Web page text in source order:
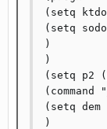
(setq
(setq
)
)
(setq p2
(setq dem
)